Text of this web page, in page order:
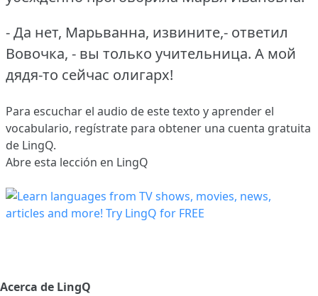
- Да нет, Марьванна, извините,- ответил
Вовочка, - вы только учительница. А мой
дядя-то сейчас олигарх!
Para escuchar el audio de este texto y aprender el
vocabulario, regístrate para obtener una cuenta gratuita
de LingQ.
Abre esta lección en LingQ
Acerca de LingQ